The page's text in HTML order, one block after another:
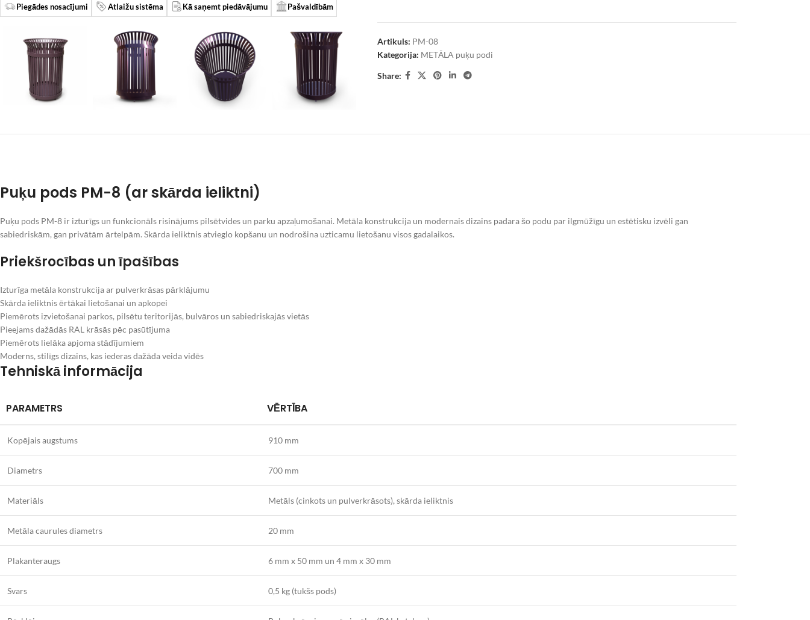
Piegādes nosacījumi Atlaižu sistēma Kā saņemt piedāvājumu Pašvaldībām
Artikuls: PM-08
Kategorija: METĀLA puķu podi
Share:
Puķu pods PM-8 (ar skārda ieliktni)
Puķu pods PM-8 ir izturīgs un funkcionāls risinājums pilsētvides un parku apzaļumošanai. Metāla konstrukcija un modernais dizains padara šo podu par ilgmūžīgu un estētisku izvēli gan
sabiedriskām, gan privātām ārtelpām. Skārda ieliktnis atvieglo kopšanu un nodrošina uzticamu lietošanu visos gadalaikos.
Priekšrocības un īpašības
Izturīga metāla konstrukcija ar pulverkrāsas pārklājumu
Skārda ieliktnis ērtākai lietošanai un apkopei
Piemērots izvietošanai parkos, pilsētu teritorijās, bulvāros un sabiedriskajās vietās
Pieejams dažādās RAL krāsās pēc pasūtījuma
Piemērots lielāka apjoma stādījumiem
Moderns, stilīgs dizains, kas iederas dažāda veida vidēs
Tehniskā informācija
PARAMETRS VĒRTĪBA
Kopējais augstums 910 mm
Diametrs 700 mm
Materiāls Metāls (cinkots un pulverkrāsots), skārda ieliktnis
Metāla caurules diametrs 20 mm
Plakanteraugs 6 mm x 50 mm un 4 mm x 30 mm
Svars 0,5 kg (tukšs pods)